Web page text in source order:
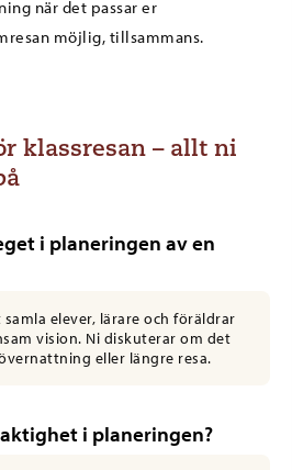
när det passar er
möjlig, tillsammans.
klassresan – allt ni
i planeringen av en
elever, lärare och föräldrar
vision. Ni diskuterar om det
eller längre resa.
i planeringen?